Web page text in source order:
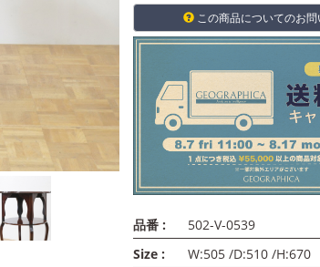
この商品についてのお問
品番 :
502-V-0539
Size :
W:505 /D:510 /H:670